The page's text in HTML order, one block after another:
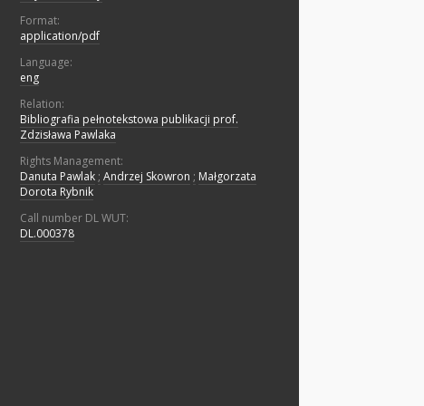
Format:
application/pdf
Language:
eng
Relation:
Bibliografia pełnotekstowa publikacji prof.
Zdzisława Pawlaka
Rights Management:
Danuta Pawlak ; Andrzej Skowron ; Małgorzata
Dorota Rybnik
Call number DL WUT:
DL.000378